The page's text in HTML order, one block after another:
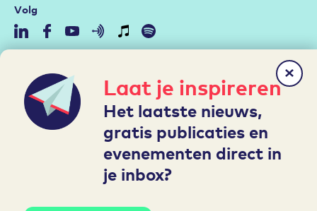
Laat je inspireren
Het laatste nieuws,
gratis publicaties en
evenementen direct in
je inbox?
Volg
Duurzame Inzetbaarheid
Aan de slag met de RI&E
Arbeidsmarktstrategie
Leren en Ontwikkelen